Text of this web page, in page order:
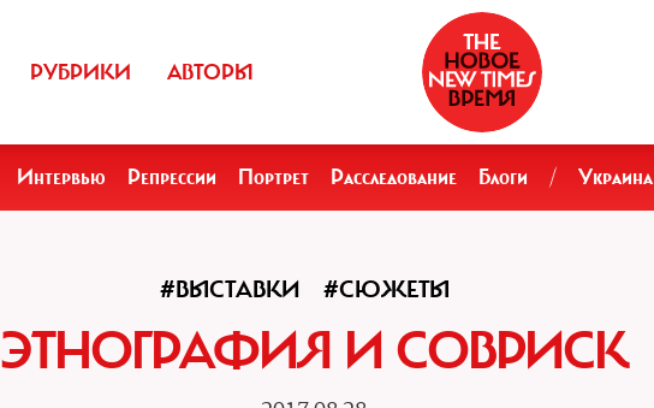
РУБРИКИ АВТОРЫ
Интервью Репрессии Портрет Расследование Блоги / Украина
#ВЫСТАВКИ #СЮЖЕТЫ
ЭТНОГРАФИЯ И СОВРИСК